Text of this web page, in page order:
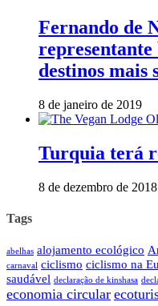
Fernando de
destinos mais
8 de janeiro de 2019
Turquia terá
8 de dezembro de 2018
Tags
abelhas alojamento ecológico
carnaval ciclismo ciclismo na
saudável declaração de kinshasa
economia circular